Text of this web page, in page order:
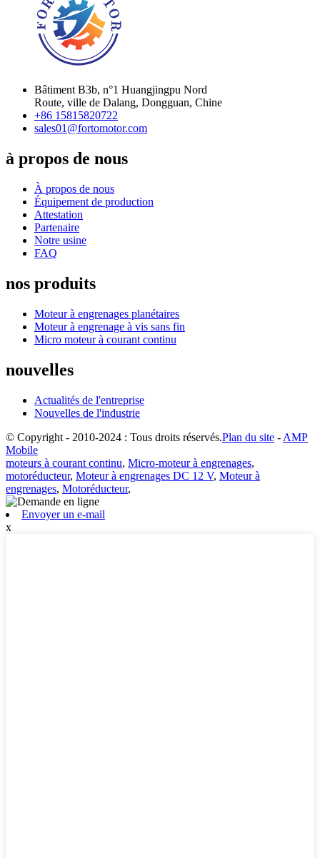
Bâtiment B3b, n°1 Huangjingpu Nord
Route, ville de Dalang, Dongguan, Chine
+86 15815820722
sales01@fortomotor.com
à propos de nous
À propos de nous
Équipement de production
Attestation
Partenaire
Notre usine
FAQ
nos produits
Moteur à engrenages planétaires
Moteur à engrenage à vis sans fin
Micro moteur à courant continu
nouvelles
Actualités de l'entreprise
Nouvelles de l'industrie
© Copyright - 2010-2024 : Tous droits réservés.Plan du site - AMP
Mobile
moteurs à courant continu, Micro-moteur à engrenages,
motoréducteur, Moteur à engrenages DC 12 V, Moteur à
engrenages, Motoréducteur,
Envoyer un e-mail
x